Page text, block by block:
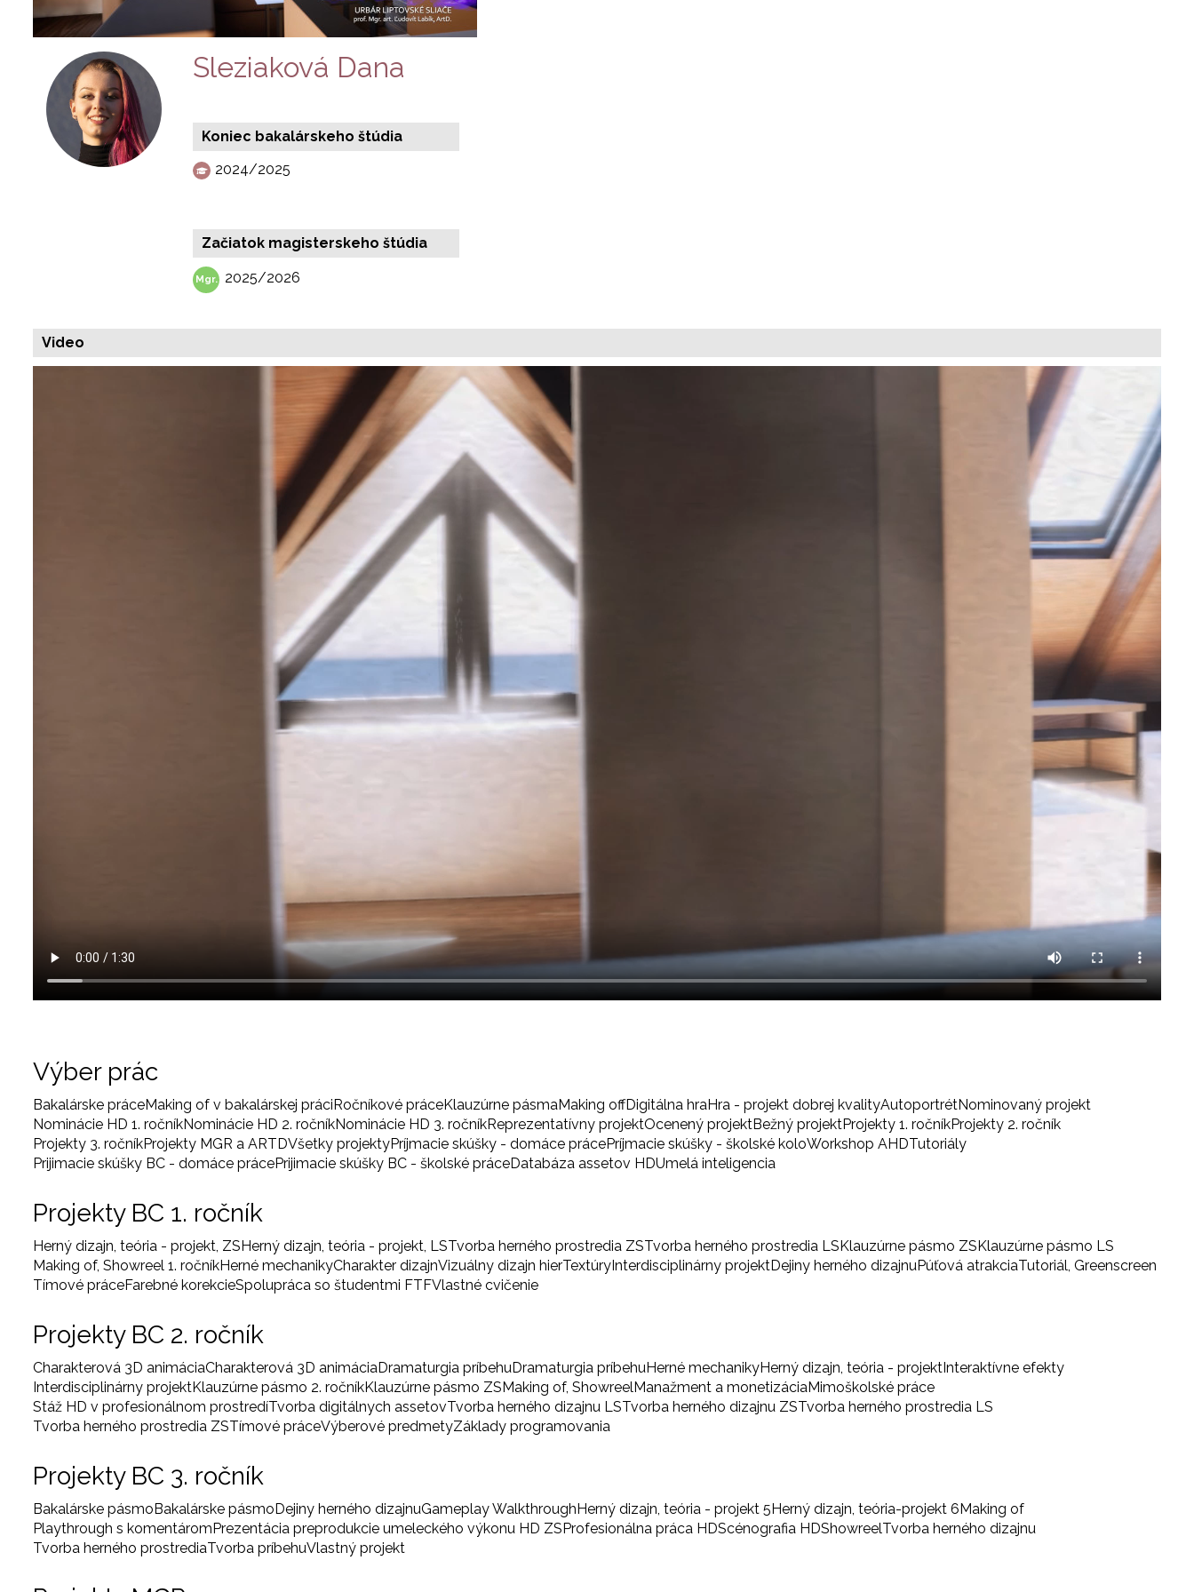
Sleziaková Dana
Koniec bakalárskeho štúdia
2024/2025
Začiatok magisterskeho štúdia
2025/2026
Video
Výber prác
Bakalárske práceMaking of v bakalárskej práci Ročníkové práceKlauzúrne pásmaMaking offDigitálna hraHra - projekt dobrej kvalityAutoportrétNominovaný projekt
Nominácie HD 1. ročníkNominácie HD 2. ročníkNominácie HD 3. ročníkReprezentatívny projektOcenený projektBežný projektProjekty 1. ročníkProjekty 2. ročník
Projekty 3. ročníkProjekty MGR a ARTDVšetky projektyPríjmacie skúšky - domáce prácePríjmacie skúšky - školské koloWorkshop AHDTutoriály
Prijimacie skúšky BC - domáce prácePrijimacie skúšky BC - školské práceDatabáza assetov HDUmelá inteligencia
Projekty BC 1. ročník
Herný dizajn, teória - projekt, ZS Herný dizajn, teória - projekt, LSTvorba herného prostredia ZSTvorba herného prostredia LS Klauzúrne pásmo ZS Klauzúrne pásmo LS
Making of, Showreel 1. ročníkHerné mechanikyCharakter dizajnVizuálny dizajn hierTextúry Interdisciplinárny projektDejiny herného dizajnuPúťová atrakciaTutoriál, Greenscreen
Tímové práceFarebné korekcieSpolupráca so študentmi FTFVlastné cvičenie
Projekty BC 2. ročník
Charakterová 3D animáciaCharakterová 3D animáciaDramaturgia príbehuDramaturgia príbehuHerné mechanikyHerný dizajn, teória - projekt Interaktívne efekty
Interdisciplinárny projektKlauzúrne pásmo 2. ročníkKlauzúrne pásmo ZS Making of, ShowreelManažment a monetizáciaMimoškolské práce
Stáž HD v profesionálnom prostredíTvorba digitálnych assetovTvorba herného dizajnu LSTvorba herného dizajnu ZSTvorba herného prostredia LS
Tvorba herného prostredia ZSTímové práceVýberové predmetyZáklady programovania
Projekty BC 3. ročník
Bakalárske pásmo Bakalárske pásmo Dejiny herného dizajnuGameplay Walkthrough Herný dizajn, teória - projekt 5 Herný dizajn, teória-projekt 6 Making of
Playthrough s komentárom Prezentácia preprodukcie umeleckého výkonu HD ZS Profesionálna práca HDScénografia HDShowreelTvorba herného dizajnu
Tvorba herného prostrediaTvorba príbehuVlastný projekt